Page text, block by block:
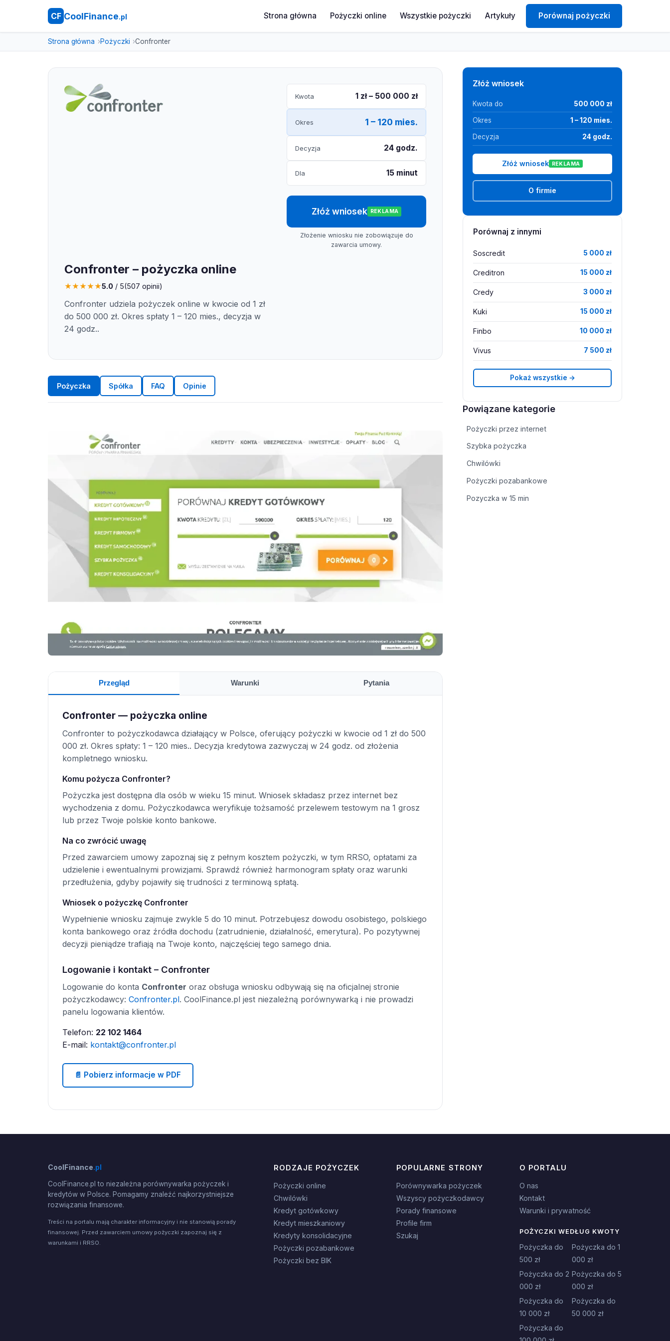
CF CoolFinance.pl Strona główna Pożyczki online Wszystkie pożyczki Artykuły Porównaj pożyczki
Strona główna Pożyczki Confronter
Confronter – pożyczka online
★★★★★5.0 / 5(507 opinii)
Confronter udziela pożyczek online w kwocie od 1 zł
do 500 000 zł. Okres spłaty 1 – 120 mies., decyzja w
24 godz..
Kwota 1 zł – 500 000 zł
Okres 1 – 120 mies.
Decyzja 24 godz.
Dla 15 minut
Złóż wniosek REKLAMA
Złożenie wniosku nie zobowiązuje do
zawarcia umowy.
Pożyczka Spółka FAQ Opinie
Przegląd Warunki Pytania
Confronter — pożyczka online
Confronter to pożyczkodawca działający w Polsce, oferujący pożyczki w kwocie od 1 zł do 500
000 zł. Okres spłaty: 1 – 120 mies.. Decyzja kredytowa zazwyczaj w 24 godz. od złożenia
kompletnego wniosku.
Komu pożycza Confronter?
Pożyczka jest dostępna dla osób w wieku 15 minut. Wniosek składasz przez internet bez
wychodzenia z domu. Pożyczkodawca weryfikuje tożsamość przelewem testowym na 1 grosz
lub przez Twoje polskie konto bankowe.
Na co zwrócić uwagę
Przed zawarciem umowy zapoznaj się z pełnym kosztem pożyczki, w tym RRSO, opłatami za
udzielenie i ewentualnymi prowizjami. Sprawdź również harmonogram spłaty oraz warunki
przedłużenia, gdyby pojawiły się trudności z terminową spłatą.
Wniosek o pożyczkę Confronter
Wypełnienie wniosku zajmuje zwykle 5 do 10 minut. Potrzebujesz dowodu osobistego, polskiego
konta bankowego oraz źródła dochodu (zatrudnienie, działalność, emerytura). Po pozytywnej
decyzji pieniądze trafiają na Twoje konto, najczęściej tego samego dnia.
Logowanie i kontakt – Confronter
Logowanie do konta Confronter oraz obsługa wniosku odbywają się na oficjalnej stronie
pożyczkodawcy: Confronter.pl. CoolFinance.pl jest niezależną porównywarką i nie prowadzi
panelu logowania klientów.
Telefon: 22 102 1464
E-mail: kontakt@confronter.pl
📄 Pobierz informacje w PDF
Złóż wniosek
Kwota do 500 000 zł
Okres 1 – 120 mies.
Decyzja 24 godz.
Złóż wniosek REKLAMA
O firmie
Porównaj z innymi
Soscredit 5 000 zł
Creditron 15 000 zł
Credy 3 000 zł
Kuki 15 000 zł
Finbo 10 000 zł
Vivus 7 500 zł
Pokaż wszystkie →
Powiązane kategorie
Pożyczki przez internet
Szybka pożyczka
Chwilówki
Pożyczki pozabankowe
Pozyczka w 15 min
CoolFinance.pl
CoolFinance.pl to niezależna porównywarka pożyczek i
kredytów w Polsce. Pomagamy znaleźć najkorzystniejsze
rozwiązania finansowe.
Treści na portalu mają charakter informacyjny i nie stanowią porady
finansowej. Przed zawarciem umowy pożyczki zapoznaj się z
warunkami i RRSO.
RODZAJE POŻYCZEK
Pożyczki online
Chwilówki
Kredyt gotówkowy
Kredyt mieszkaniowy
Kredyty konsolidacyjne
Pożyczki pozabankowe
Pożyczki bez BIK
POPULARNE STRONY
Porównywarka pożyczek
Wszyscy pożyczkodawcy
Porady finansowe
Profile firm
Szukaj
O PORTALU
O nas
Kontakt
Warunki i prywatność
POŻYCZKI WEDŁUG KWOTY
Pożyczka do
500 zł
Pożyczka do 1
000 zł
Pożyczka do 2
000 zł
Pożyczka do 5
000 zł
Pożyczka do
10 000 zł
Pożyczka do
50 000 zł
Pożyczka do